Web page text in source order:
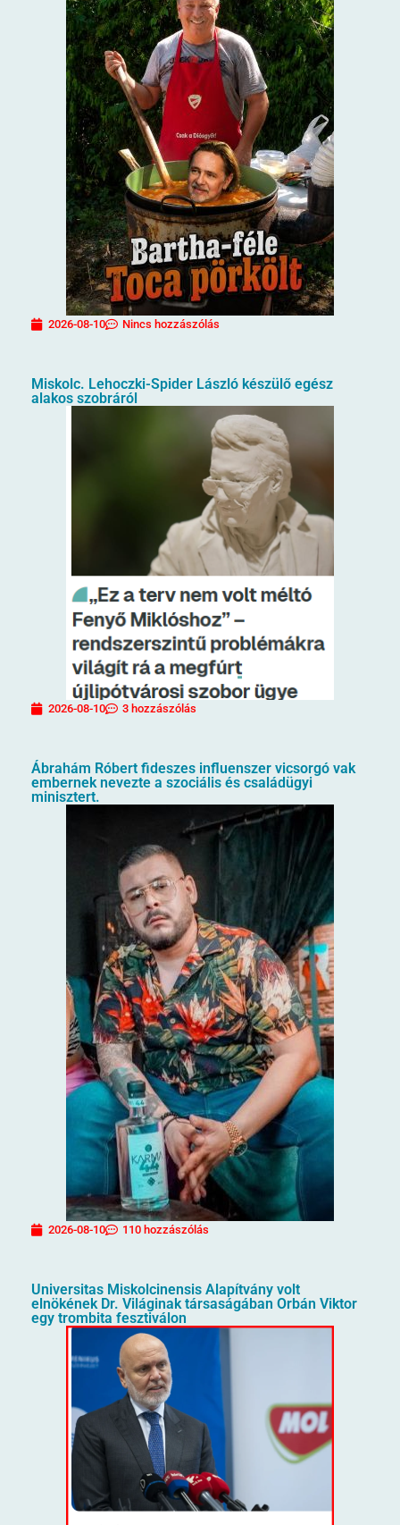
2026-08-10 Nincs hozzászólás
Miskolc. Lehoczki-Spider László készülő egész
alakos szobráról
2026-08-10 3 hozzászólás
Ábrahám Róbert fideszes influenszer vicsorgó vak
embernek nevezte a szociális és családügyi
minisztert.
2026-08-10 110 hozzászólás
Universitas Miskolcinensis Alapítvány volt
elnökének Dr. Világinak társaságában Orbán Viktor
egy trombita fesztiválon